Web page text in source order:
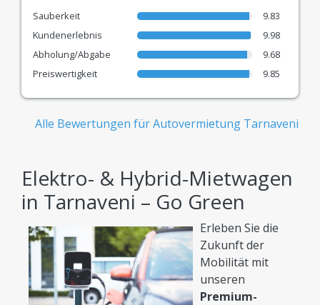
Autovermietungen
Wir arbeiten mit Branchenführern wie Autonom,
Travis, Gorent und vielen anderen zusammen.
Schnelle Reservierung
Moderne Technologie für einen einfachen,
Alles, was Sie tun müssen: Vergleichen & den
richtigen Preis wählen!
Sauberkeit
9.83
Kundenerlebnis
9.98
Abholung/Abgabe
9.68
Preiswertigkeit
9.85
Alle Bewertungen für Autovermietung Tarnaveni
Elektro- & Hybrid-Mietwagen
in Tarnaveni – Go Green
Erleben Sie die
Zukunft der
Mobilität mit
unseren
Premium-